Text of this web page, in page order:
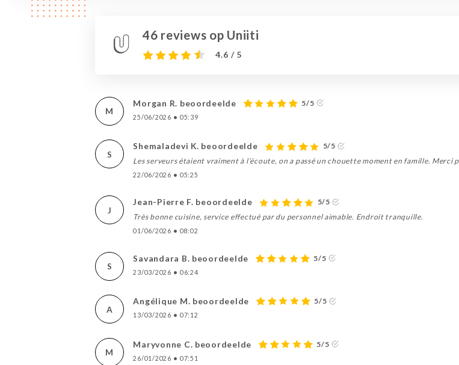
46 reviews op Uniiti
4.6 / 5
M
Morgan R. beoordeelde 5/5
25/06/2026 • 05:39
S
Shemaladevi K. beoordeelde
5/5
Les serveurs étaient vraiment à l’écoute, on a passé un chouette moment en famille.
22/06/2026 • 05:25
J
Jean-Pierre F. beoordeelde
5/5
Très bonne cuisine, service effectué par du personnel aimable. Endroit tranquille.
01/06/2026 • 08:02
S
Savandara B. beoordeelde 5/5
23/03/2026 • 06:24
A
Angélique M. beoordeelde 5/5
13/03/2026 • 07:12
M
Maryvonne C. beoordeelde 5/5
26/01/2026 • 07:51